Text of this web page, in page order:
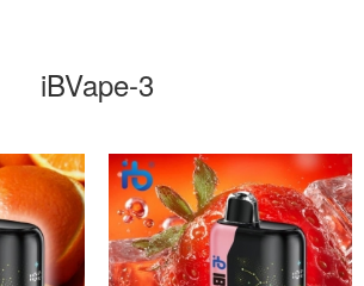
iBVape-3